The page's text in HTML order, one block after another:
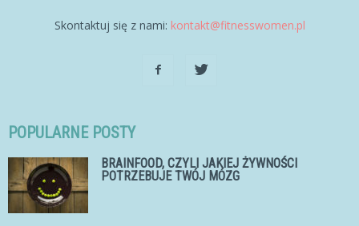
Skontaktuj się z nami: kontakt@fitnesswomen.pl
POPULARNE POSTY
BRAINFOOD, CZYLI JAKIEJ ŻYWNOŚCI
POTRZEBUJE TWÓJ MÓZG